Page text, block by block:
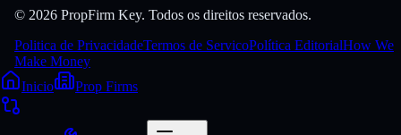
© 2026 PropFirm Key. Todos os direitos reservados.
Politica de PrivacidadeTermos de ServicoPolítica EditorialHow We
Make Money
Inicio
Prop Firms